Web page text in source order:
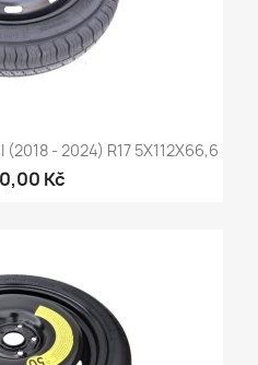
(2018 - 2024) R17 5X112X66,6
Kč